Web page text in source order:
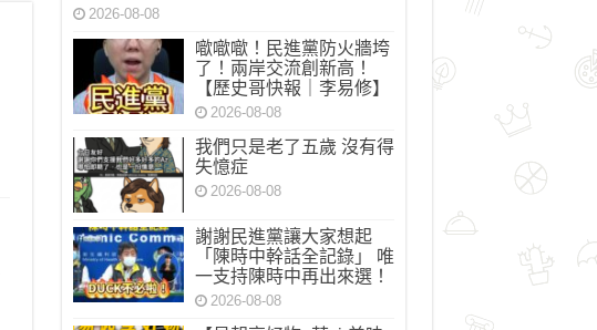
2026-08-08
噷噷噷！民進黨防火牆垮
了！兩岸交流創新高！
【歷史哥快報｜李易修】
2026-08-08
我們只是老了五歲 沒有得
失憶症
2026-08-08
謝謝民進黨讓大家想起
「陳時中幹話全記錄」 唯
一支持陳時中再出來選！
2026-08-08